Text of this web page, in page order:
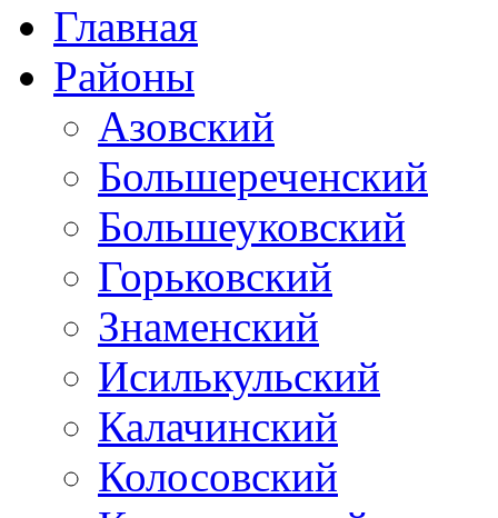
Главная
Районы
Азовский
Большереченский
Большеуковский
Горьковский
Знаменский
Исилькульский
Калачинский
Колосовский